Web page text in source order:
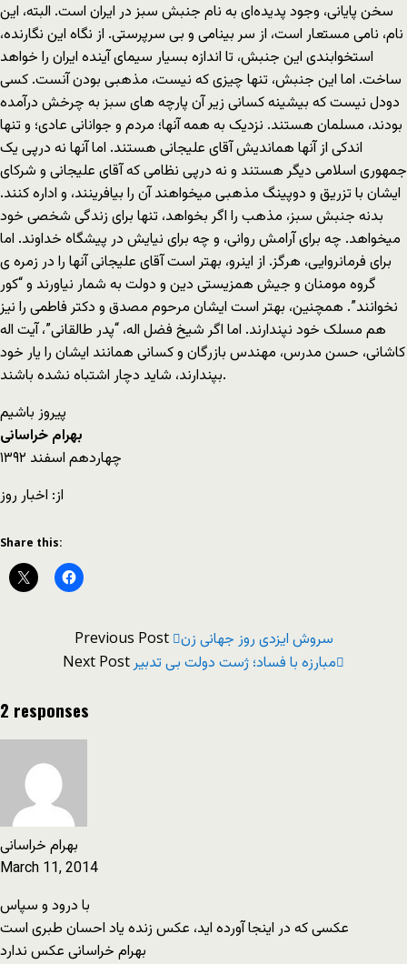
سخن پایانی، وجود پدیده‌ای به نام جنبش سبز در ایران است. البته، این
نام، نامی مستعار است، از سر بینامی و بی سرپرستی. از نگاه این نگارنده،
استخوابندی این جنبش، تا اندازه بسیار سیمای آینده ایران را خواهد
ساخت. اما این جنبش، تنها چیزی که نیست، مذهبی بودن آنست. کسی
دودل نیست که بیشینه کسانی زیر آن پارچه های سبز به چرخش درآمده
بودند، مسلمان هستند. نزدیک به همه آنها؛ مردم و جوانانی عادی؛ و تنها
اندکی از آنها هماندیش آقای علیجانی هستند. اما آنها نه درپی یک
جمهوری اسلامی دیگر هستند و نه درپی نظامی که آقای علیجانی و شرکای
ایشان با تزریق و دوپینگ مذهبی میخواهند آن را بیافرینند، و اداره کنند.
بدنه جنبش سبز، مذهب را اگر بخواهد، تنها برای زندگی شخصی خود
میخواهد. چه برای آرامش روانی، و چه برای نیایش در پیشگاه خداوند. اما
برای فرمانروایی، هرگز. از اینرو، بهتر است آقای علیجانی آنها را در زمره ی
گروه مومنان و جیش همزیستی دین و دولت به شمار نیاورند و “کور
نخوانند”. همچنین، بهتر است ایشان مرحوم مصدق و دکتر فاطمی را نیز
هم مسلک خود نپندارند. اما اگر شیخ فضل اله، “پدر طالقانی”، آیت اله
کاشانی، حسن مدرس، مهندس بازرگان و کسانی همانند ایشان را یار خود
بپندارند، شاید دچار اشتباه نشده باشند.
پیروز باشیم
بهرام خراسانی
چهاردهم اسفند ۱٣۹۲
از: اخبار روز
Share this:
Previous Post سروش ایزدی روز جهانی زن
Next Postمبارزه با فساد؛ ژست دولت بی تدبیر
2 responses
بهرام خراسانی
March 11, 2014
با درود و سپاس
عکسی که در اینجا آورده اید، عکس زنده یاد احسان طبری است
بهرام خراسانی عکس ندارد